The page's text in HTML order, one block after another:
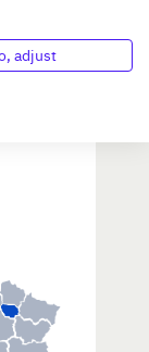
adjust